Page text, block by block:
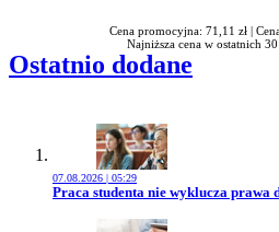
Cena promocyjna: 71,11 zł |
Najniższa cena w ostatnich
Ostatnio dodane
07.08.2026 | 05:29
Przejdź do artykułu:
Praca studenta nie wyklucza prawa